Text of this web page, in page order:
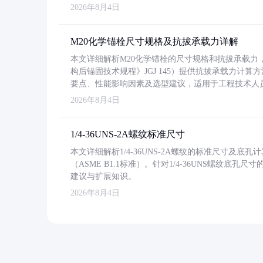
2026年8月4日
M20化学锚栓尺寸规格及抗拔承载力详解
本文详细解析M20化学锚栓的尺寸规格和抗拔承载
构后锚固技术规程》JGJ 145）提供抗拔承载力计算
要点、性能影响因素及选型建议，适用于工程技术人
2026年8月4日
1/4-36UNS-2A螺纹标准尺寸
本文详细解析1/4-36UNS-2A螺纹的标准尺寸及底孔
（ASME B1.1标准）。针对1/4-36UNS螺纹底孔尺
建议与扩展知识。
2026年8月4日